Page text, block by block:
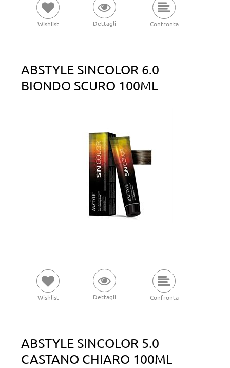
Wishlist Dettagli Confronta
ABSTYLE SINCOLOR 6.0
BIONDO SCURO 100ML
Wishlist Dettagli Confronta
ABSTYLE SINCOLOR 5.0
CASTANO CHIARO 100ML